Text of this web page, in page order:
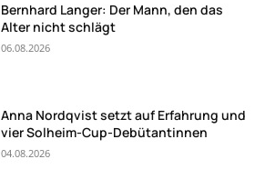
Bernhard Langer: Der Mann, den das
Alter nicht schlägt
06.08.2026
Anna Nordqvist setzt auf Erfahrung und
vier Solheim-Cup-Debütantinnen
04.08.2026